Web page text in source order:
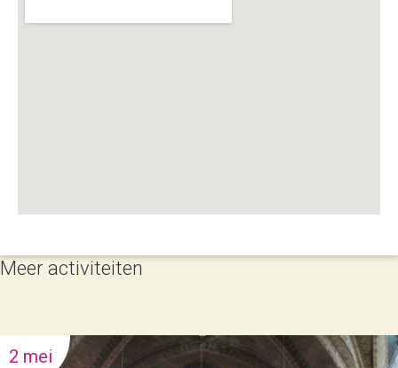
Meer activiteiten
2 mei